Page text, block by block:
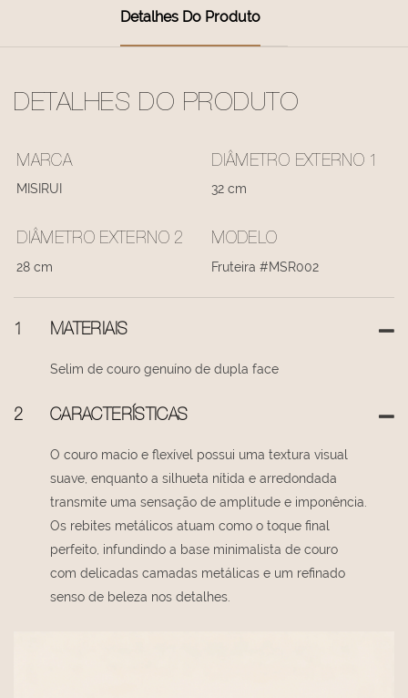
Detalhes Do Produto
DETALHES DO PRODUTO
MARCA
MISIRUI
DIÂMETRO EXTERNO 1
32 cm
DIÂMETRO EXTERNO 2
28 cm
MODELO
Fruteira #MSR002
1 MATERIAIS
Selim de couro genuíno de dupla face
2 CARACTERÍSTICAS
O couro macio e flexível possui uma textura visual
suave, enquanto a silhueta nítida e arredondada
transmite uma sensação de amplitude e imponência.
Os rebites metálicos atuam como o toque final
perfeito, infundindo a base minimalista de couro
com delicadas camadas metálicas e um refinado
senso de beleza nos detalhes.